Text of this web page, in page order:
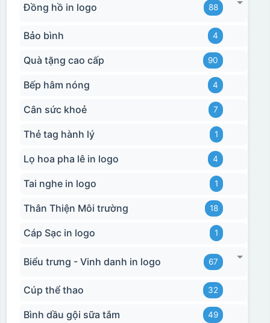
Bước 1: Tạo khuôn in để tạo ra Decal Bước 2: Dán
700-800 độ C
Để tạo ra decal
trước khi dán nó lên gốm sứ, xưởng in sẽ in lên 1 loại
giấy đặc biệt, và kích thước logo được căn chỉnh theo
sản phẩm, để khi dán không bị nhỏ hoặc to quá
Đồng hồ in logo 88
Bảo bình 4
Quà tặng cao cấp 90
Bếp hâm nóng 4
Cân sức khoẻ 7
Thẻ tag hành lý 1
Lọ hoa pha lê in logo 4
Tai nghe in logo 1
Thân Thiện Môi trường 18
Cáp Sạc in logo 1
Biểu trưng - Vinh danh in logo 67
Cúp thể thao 32
Bình dầu gội sữa tắm 49